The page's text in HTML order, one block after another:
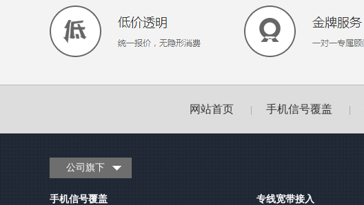
网站首页 | 手机信号覆盖 |
公司旗下
手机信号覆盖 专线宽带接入